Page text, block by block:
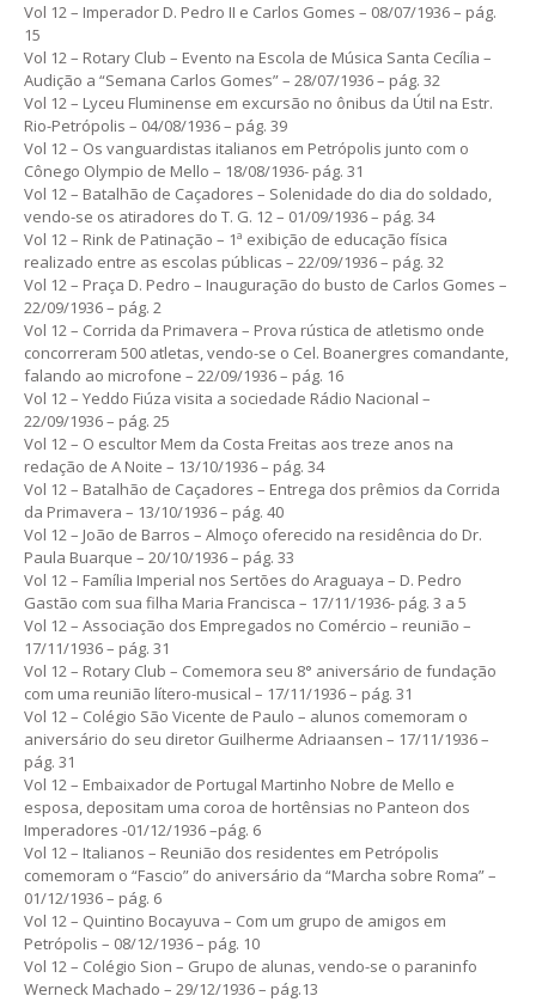
Vol 12 – Imperador D. Pedro II e Carlos Gomes – 08/07/1936 – pág.
15
Vol 12 – Rotary Club – Evento na Escola de Música Santa Cecília –
Audição a “Semana Carlos Gomes” – 28/07/1936 – pág. 32
Vol 12 – Lyceu Fluminense em excursão no ônibus da Útil na Estr.
Rio-Petrópolis – 04/08/1936 – pág. 39
Vol 12 – Os vanguardistas italianos em Petrópolis junto com o
Cônego Olympio de Mello – 18/08/1936- pág. 31
Vol 12 – Batalhão de Caçadores – Solenidade do dia do soldado,
vendo-se os atiradores do T. G. 12 – 01/09/1936 – pág. 34
Vol 12 – Rink de Patinação – 1ª exibição de educação física
realizado entre as escolas públicas – 22/09/1936 – pág. 32
Vol 12 – Praça D. Pedro – Inauguração do busto de Carlos Gomes –
22/09/1936 – pág. 2
Vol 12 – Corrida da Primavera – Prova rústica de atletismo onde
concorreram 500 atletas, vendo-se o Cel. Boanergres comandante,
falando ao microfone – 22/09/1936 – pág. 16
Vol 12 – Yeddo Fiúza visita a sociedade Rádio Nacional –
22/09/1936 – pág. 25
Vol 12 – O escultor Mem da Costa Freitas aos treze anos na
redação de A Noite – 13/10/1936 – pág. 34
Vol 12 – Batalhão de Caçadores – Entrega dos prêmios da Corrida
da Primavera – 13/10/1936 – pág. 40
Vol 12 – João de Barros – Almoço oferecido na residência do Dr.
Paula Buarque – 20/10/1936 – pág. 33
Vol 12 – Família Imperial nos Sertões do Araguaya – D. Pedro
Gastão com sua filha Maria Francisca – 17/11/1936- pág. 3 a 5
Vol 12 – Associação dos Empregados no Comércio – reunião –
17/11/1936 – pág. 31
Vol 12 – Rotary Club – Comemora seu 8° aniversário de fundação
com uma reunião lítero-musical – 17/11/1936 – pág. 31
Vol 12 – Colégio São Vicente de Paulo – alunos comemoram o
aniversário do seu diretor Guilherme Adriaansen – 17/11/1936 –
pág. 31
Vol 12 – Embaixador de Portugal Martinho Nobre de Mello e
esposa, depositam uma coroa de hortênsias no Panteon dos
Imperadores -01/12/1936 –pág. 6
Vol 12 – Italianos – Reunião dos residentes em Petrópolis
comemoram o “Fascio” do aniversário da “Marcha sobre Roma” –
01/12/1936 – pág. 6
Vol 12 – Quintino Bocayuva – Com um grupo de amigos em
Petrópolis – 08/12/1936 – pág. 10
Vol 12 – Colégio Sion – Grupo de alunas, vendo-se o paraninfo
Werneck Machado – 29/12/1936 – pág.13